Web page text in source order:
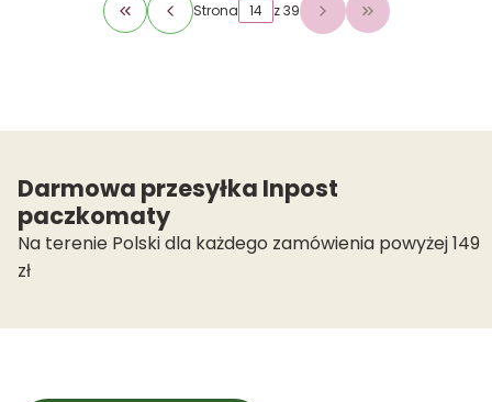
Wróć do pierwszej strony z produktami
Strona z 39 Przejdź do
Darmowa przesyłka Inpost
paczkomaty
Na terenie Polski dla każdego zamówienia powyżej 149
zł